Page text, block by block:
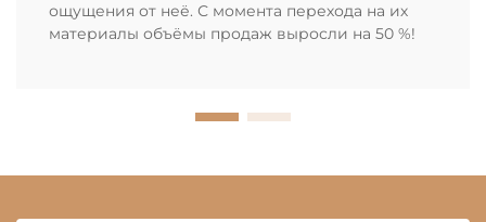
ощущения от неё. С момента перехода на их
материалы объёмы продаж выросли на 50 %!